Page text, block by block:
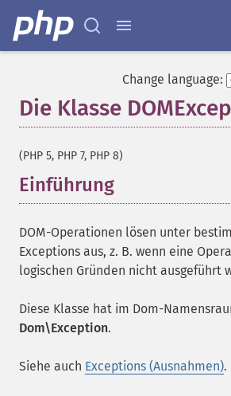
Change language:
Die Klasse
(PHP 5, PHP 7, PHP 8)
Einführung
DOM-Operationen lösen unter
Exceptions aus, z. B. wenn eine
logischen Gründen nicht ausgeführt
Diese Klasse hat im Dom-
Dom\Exception.
Siehe auch Exceptions (Ausnahmen).